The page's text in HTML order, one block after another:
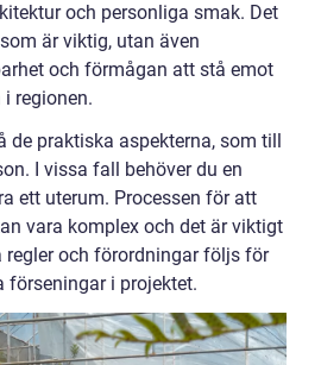
och personliga smak. Det
är viktig, utan även
och förmågan att stå emot
regionen.
praktiska aspekterna, som till
I vissa fall behöver du en
ett uterum. Processen för att
vara komplex och det är viktigt
och förordningar följs för
förseningar i projektet.